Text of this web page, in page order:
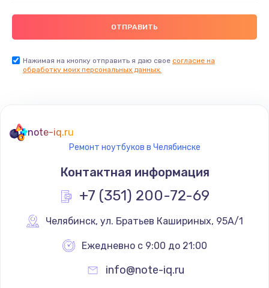
Заказать
Ремонт платы управления
3500 руб.
Заказать
Перепрошивка
Нажимая на кнопку отправить я даю свое согласие на
обработку моих персональных данных.
note-iq.ru
Ремонт ноутбуков в Челябинске
Контактная информация
+7 (351) 200-72-69
Челябинск, ул. Братьев Кашириных, 95А/1
Ежедневно с 9:00 до 21:00
info@note-iq.ru